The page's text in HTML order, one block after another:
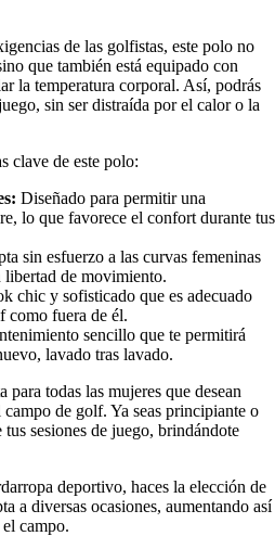
de las golfistas, este polo no
que también está equipado con
la temperatura corporal. Así, podrás
sin ser distraída por el calor o la
clave de este polo:
Diseñado para permitir una
lo que favorece el confort durante tus
sin esfuerzo a las curvas femeninas
libertad de movimiento.
chic y sofisticado que es adecuado
como fuera de él.
sencillo que te permitirá
lavado tras lavado.
para todas las mujeres que desean
de golf. Ya seas principiante o
sesiones de juego, brindándote
deportivo, haces la elección de
a diversas ocasiones, aumentando así
campo.